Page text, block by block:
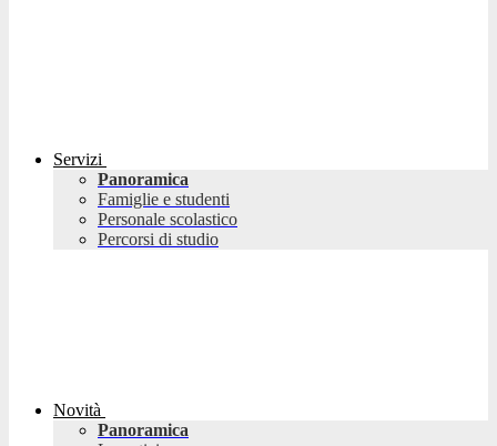
Servizi
Panoramica
Famiglie e studenti
Personale scolastico
Percorsi di studio
Novità
Panoramica